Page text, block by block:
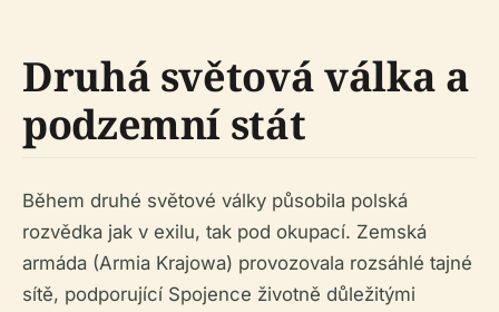
Druhá světová válka a
podzemní stát
Během druhé světové války působila polská
rozvědka jak v exilu, tak pod okupací. Zemská
armáda (Armia Krajowa) provozovala rozsáhlé tajné
sítě, podporující Spojence životně důležitými